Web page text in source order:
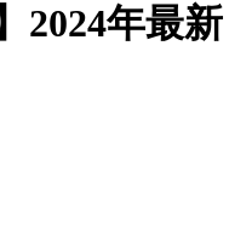
2024年最新